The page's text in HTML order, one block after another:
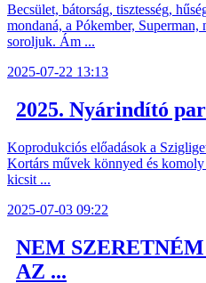
Becsület, bátorság, tisztesség,
mondaná, a Pókember,
soroljuk. Ám ...
2025-07-22 13:13
2025. Nyárindító
Koprodukciós előadások a
Kortárs művek könnyed és
kicsit ...
2025-07-03 09:22
NEM
AZ ...